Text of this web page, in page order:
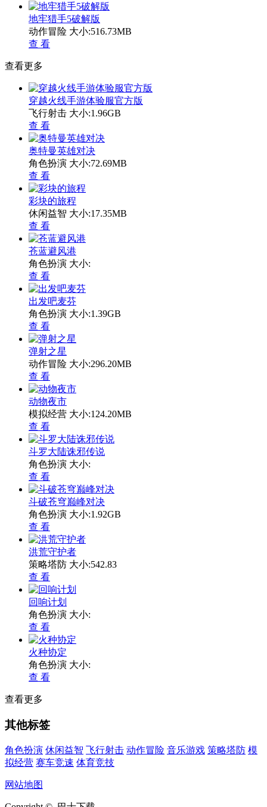
地牢猎手5破解版
动作冒险 大小:516.73MB
查 看
查看更多
穿越火线手游体验服官方版
飞行射击 大小:1.96GB
查 看
奥特曼英雄对决
角色扮演 大小:72.69MB
查 看
彩块的旅程
休闲益智 大小:17.35MB
查 看
苍蓝避风港
角色扮演 大小:
查 看
出发吧麦芬
角色扮演 大小:1.39GB
查 看
弹射之星
动作冒险 大小:296.20MB
查 看
动物夜市
模拟经营 大小:124.20MB
查 看
斗罗大陆诛邪传说
角色扮演 大小:
查 看
斗破苍穹巅峰对决
角色扮演 大小:1.92GB
查 看
洪荒守护者
策略塔防 大小:542.83
查 看
回响计划
角色扮演 大小:
查 看
火种协定
角色扮演 大小:
查 看
查看更多
其他标签
角色扮演 休闲益智 飞行射击 动作冒险 音乐游戏 策略塔防 模
拟经营 赛车竞速 体育竞技
网站地图